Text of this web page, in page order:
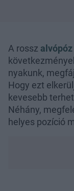
A rossz alvópóz
nyakunk,
Hogy ezt
kevesebb
Néhány,
helyes pozíció